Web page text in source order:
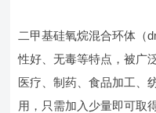
二甲基硅氧烷混合环体（
性好、无毒等特点，被广
医疗、制药、食品加工、
用，只需加入少量即可取